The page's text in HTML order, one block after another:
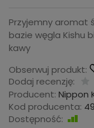
Przyjemny aromat
bazie węgla Kishu
kawy
Obserwuj produkt:
Dodaj recenzję:
Producent: Nippon
Kod producenta:
Dostępność: